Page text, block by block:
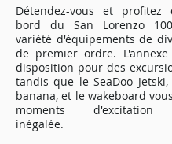
Détendez-vous et
bord du San Lorenzo
variété d'équipements de
de premier ordre.
disposition pour des
tandis que le SeaDoo
banana, et le wakeboard
moments d'excitation
inégalée.